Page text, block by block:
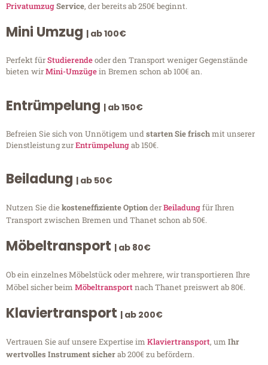
PrivatumzugService, der bereits ab 250€ beginnt.
Mini Umzug | ab 100€
Perfekt fürStudierendeoder den Transport weniger Gegenstände
bieten wirMini-Umzügein Bremen schon ab 100€ an.
Entrümpelung | ab 150€
Befreien Sie sich von Unnötigem undstarten Sie frischmit unserer
Dienstleistung zurEntrümpelungab 150€.
Beiladung | ab 50€
Nutzen Sie diekosteneffiziente OptionderBeiladungfür Ihren
Transport zwischen Bremen und Thanet schon ab 50€.
Möbeltransport | ab 80€
Ob ein einzelnes Möbelstück oder mehrere, wir transportieren Ihre
Möbel sicher beim Möbeltransportnach Thanet preiswert ab 80€.
Klaviertransport | ab 200€
Vertrauen Sie auf unsere Expertise im Klaviertransport, um Ihr
wertvolles Instrument sicherab 200€ zu befördern.